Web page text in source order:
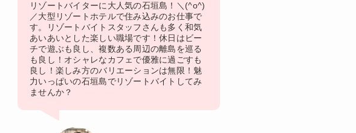
リゾートバイターに大人気の石垣島！＼(^o^)
／大型リゾートホテルで住み込みのお仕事で
す。リゾートバイトスタッフさんも多く和気
あいあいとした楽しい職場です！休日はビー
チで遊ぶも良し、複数ある周辺の離島を巡る
も良し！オシャレなカフェで優雅に過ごすも
良し！楽しみ方のバリエーションは無限！魅
力いっぱいの石垣島でリゾートバイトしてみ
ませんか？